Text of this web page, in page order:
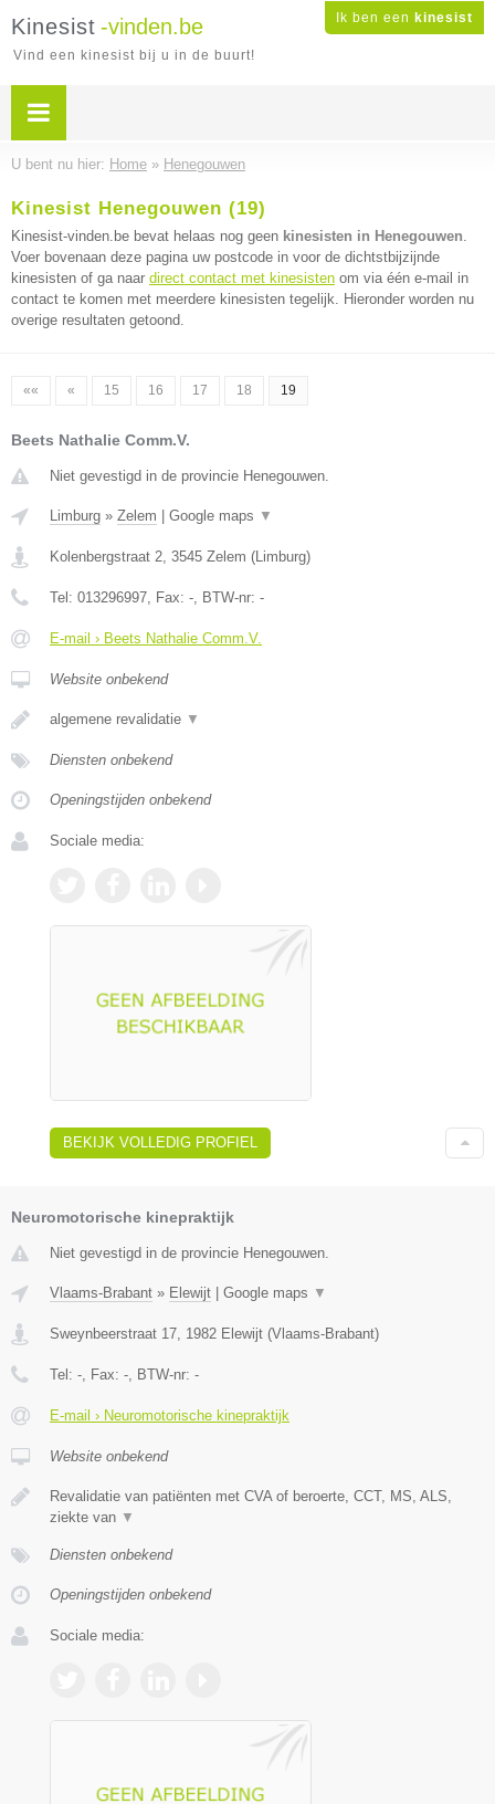
Ik ben een kinesist
Kinesist -vinden.be
Vind een kinesist bij u in de buurt!
U bent nu hier: Home » Henegouwen
Kinesist Henegouwen (19)
Kinesist-vinden.be bevat helaas nog geen kinesisten in Henegouwen.
Voer bovenaan deze pagina uw postcode in voor de dichtstbijzijnde
kinesisten of ga naar direct contact met kinesisten om via één e-mail in
contact te komen met meerdere kinesisten tegelijk. Hieronder worden nu
overige resultaten getoond.
«« « 15 16 17 18 19
Beets Nathalie Comm.V.
Niet gevestigd in de provincie Henegouwen.
Limburg » Zelem Google maps ▼
Kolenbergstraat 2, 3545 Zelem (Limburg)
Tel: 013296997, Fax: -, BTW-nr: -
E-mail › Beets Nathalie Comm.V.
Website onbekend
algemene revalidatie ▼
Diensten onbekend
Openingstijden onbekend
Sociale media:
BEKIJK VOLLEDIG PROFIEL
Neuromotorische kinepraktijk
Niet gevestigd in de provincie Henegouwen.
Vlaams-Brabant » Elewijt | Google maps ▼
Sweynbeerstraat 17 1982 Elewijt (Vlaams-Brabant)
Tel: - , Fax: - , BTW-nr: -
E-mail › Neuromotorische kinepraktijk
Website onbekend
Revalidatie van patiënten met CVA of beroerte, CCT, MS, ALS,
ziekte van ▼
Diensten onbekend
Openingstijden onbekend
Sociale media: